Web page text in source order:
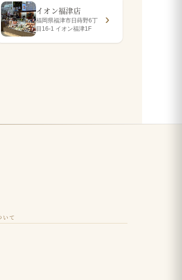
イオン福津店
福岡県福津市日蒔野6丁
目16-1 イオン福津1F
いて